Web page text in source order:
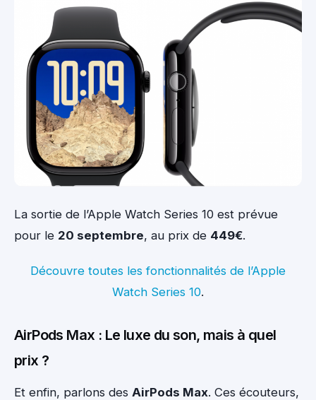
La sortie de l’Apple Watch Series 10 est prévue
pour le 20 septembre, au prix de 449€.
Découvre toutes les fonctionnalités de l’Apple
Watch Series 10.
AirPods Max : Le luxe du son, mais à quel
prix ?
Et enfin, parlons des AirPods Max. Ces écouteurs,